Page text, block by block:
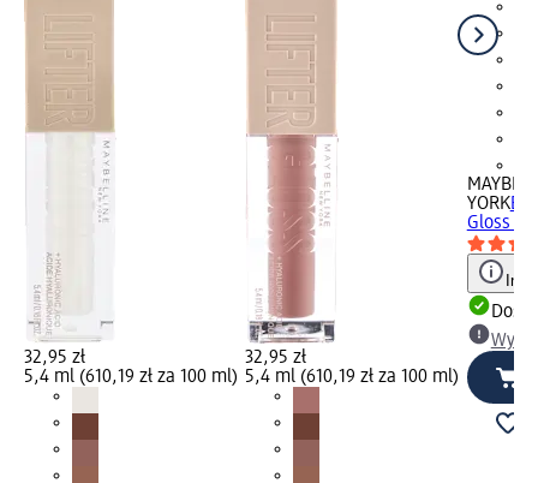
32,95 zł
5,4 ml (610,19 zł za 100 ml)
32,95 zł
5,4 ml (610,19 zł za 100 ml)
YORK
Gloss